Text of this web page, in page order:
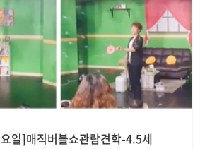
일]매직버블쇼관람견학-4.5세